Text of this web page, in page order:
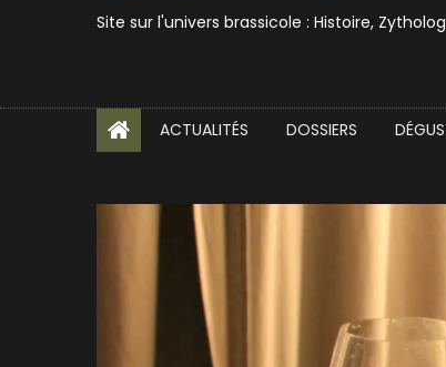
Site sur l'univers brassicole : Histoire,
ACTUALITÉS DOSSIERS